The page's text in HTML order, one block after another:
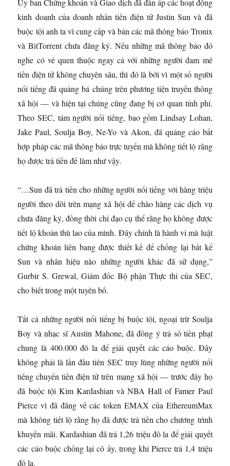
Ủy ban Chứng khoán và Giao dịch đã đàn áp các hoạt động
kinh doanh của doanh nhân tiền điện tử Justin Sun và đã
buộc tội anh ta vì cung cấp và bán các mã thông báo Tronix
và BitTorrent chưa đăng ký. Nếu những mã thông báo đó
nghe có vẻ quen thuộc ngay cả với những người đam mê
tiền điện tử không chuyên sâu, thì đó là bởi vì một số người
nổi tiếng đã quảng bá chúng trên phương tiện truyền thông
xã hội — và hiện tại chúng cũng đang bị cơ quan tính phí.
Theo SEC, tám người nổi tiếng, bao gồm Lindsay Lohan,
Jake Paul, Soulja Boy, Ne-Yo và Akon, đã quảng cáo bất
hợp pháp các mã thông báo trực tuyến mà không tiết lộ rằng
họ được trả tiền để làm như vậy.
“…Sun đã trả tiền cho những người nổi tiếng với hàng triệu
người theo dõi trên mạng xã hội để chào hàng các dịch vụ
chưa đăng ký, đồng thời chỉ đạo cụ thể rằng họ không được
tiết lộ khoản thù lao của mình. Đây chính là hành vi mà luật
chứng khoán liên bang được thiết kế để chống lại bất kể
Sun và nhãn hiệu nào những người khác đã sử dụng,”
Gurbir S. Grewal, Giám đốc Bộ phận Thực thi của SEC,
cho biết trong một tuyên bố.
Tất cả những người nổi tiếng bị buộc tội, ngoại trừ Soulja
Boy và nhạc sĩ Austin Mahone, đã đồng ý trả số tiền phạt
chung là 400.000 đô la để giải quyết các cáo buộc. Đây
không phải là lần đầu tiên SEC truy lùng những người nổi
tiếng chuyển tiền điện tử trên mạng xã hội — trước đây họ
đã buộc tội Kim Kardashian và NBA Hall of Famer Paul
Pierce vì đã đăng về các token EMAX của EthereumMax
mà không tiết lộ rằng họ đã được trả tiền cho chương trình
khuyến mãi. Kardashian đã trả 1,26 triệu đô la để giải quyết
các cáo buộc chống lại cô ấy, trong khi Pierce trả 1,4 triệu
đô la.